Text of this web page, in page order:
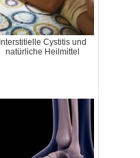
Interstitielle Cystitis und
natürliche Heilmittel